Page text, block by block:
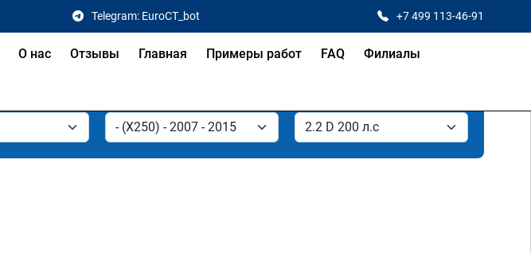
Telegram: EuroCT_bot +7 499 113-46-91
О нас Отзывы Главная Примеры работ FAQ Филиалы